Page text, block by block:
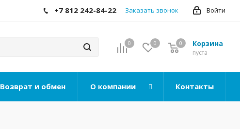
Войти
+7 812 242-84-22 Заказать звонок
0 0 Корзина
0
пуста
0
Возврат и обмен О компании Контакты